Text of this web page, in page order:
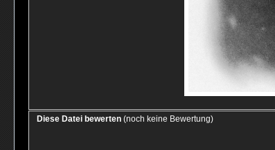
Diese Datei bewerten (noch keine Bewertung)